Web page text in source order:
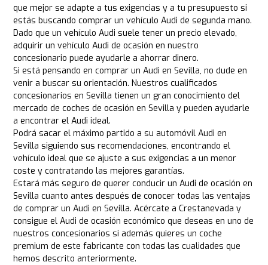
que mejor se adapte a tus exigencias y a tu presupuesto si
estás buscando comprar un vehículo Audi de segunda mano.
Dado que un vehículo Audi suele tener un precio elevado,
adquirir un vehículo Audi de ocasión en nuestro
concesionario puede ayudarle a ahorrar dinero.
Si está pensando en comprar un Audi en Sevilla, no dude en
venir a buscar su orientación. Nuestros cualificados
concesionarios en Sevilla tienen un gran conocimiento del
mercado de coches de ocasión en Sevilla y pueden ayudarle
a encontrar el Audi ideal.
Podrá sacar el máximo partido a su automóvil Audi en
Sevilla siguiendo sus recomendaciones, encontrando el
vehículo ideal que se ajuste a sus exigencias a un menor
coste y contratando las mejores garantías.
Estará más seguro de querer conducir un Audi de ocasión en
Sevilla cuanto antes después de conocer todas las ventajas
de comprar un Audi en Sevilla. Acércate a Crestanevada y
consigue el Audi de ocasión económico que deseas en uno de
nuestros concesionarios si además quieres un coche
premium de este fabricante con todas las cualidades que
hemos descrito anteriormente.